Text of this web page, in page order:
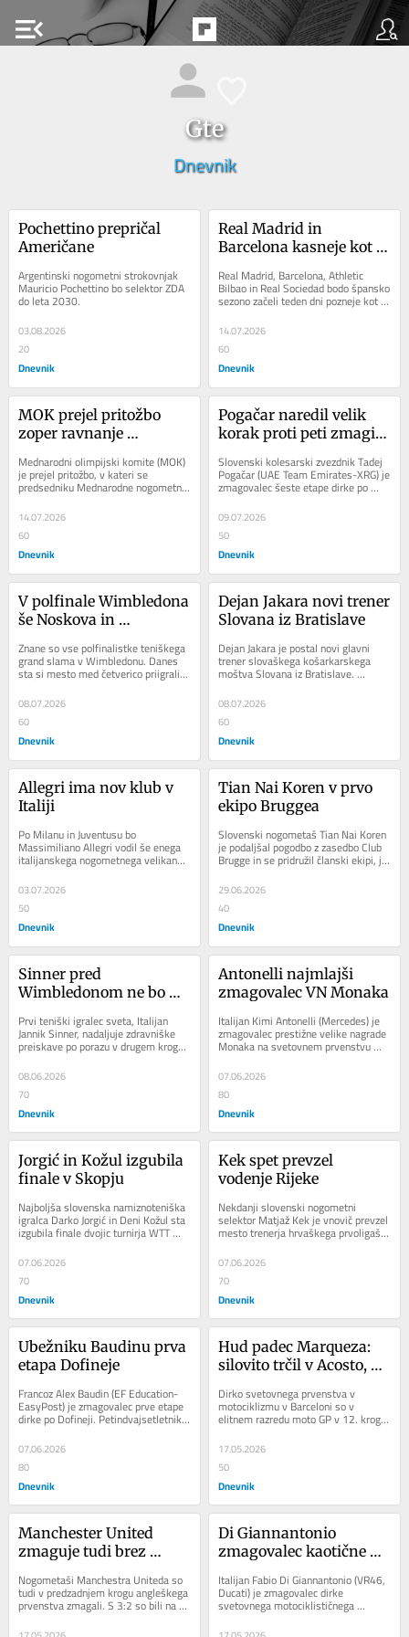
menu_open
Gte
Dnevnik
Pochettino prepričal
Američane
Argentinski nogometni strokovnjak
Mauricio Pochettino bo selektor ZDA
do leta 2030.
03.08.2026
20
Dnevnik
Real Madrid in
Barcelona kasneje kot
Real Madrid, Barcelona, Athletic
Bilbao in Real Sociedad bodo špansko
sezono začeli teden dni pozneje kot
preostali klubi. Razlog je ta, da
njihovi...
14.07.2026
60
Dnevnik
MOK prejel pritožbo
zoper ravnanje
Mednarodni olimpijski komite (MOK)
je prejel pritožbo, v kateri se
predsedniku Mednarodne nogometne
zveze (Fifa) Gianniju Infantinu očita
kršitev...
14.07.2026
60
Dnevnik
Pogačar naredil velik
korak proti peti zmagi
Slovenski kolesarski zvezdnik Tadej
Pogačar (UAE Team Emirates-XRG) je
zmagovalec šeste etape dirke po
Franciji. Na trasi od Pauja do
Gavarnie-Gedra...
09.07.2026
50
Dnevnik
V polfinale Wimbledona
še Noskova in
Znane so vse polfinalistke teniškega
grand slama v Wimbledonu. Danes
sta si mesto med četverico priigrali
še Čehinja Linda Noskova, ki je s 6:3
in...
08.07.2026
60
Dnevnik
Dejan Jakara novi trener
Slovana iz Bratislave
Dejan Jakara je postal novi glavni
trener slovaškega košarkarskega
moštva Slovana iz Bratislave.
novo poglavje...
08.07.2026
60
Dnevnik
Allegri ima nov klub v
Italiji
Po Milanu in Juventusu bo
Massimiliano Allegri vodil še enega
italijanskega nogometnega velikana,
Napoli. Klub je danes uradno potrdil
njegov prihod....
03.07.2026
50
Dnevnik
Tian Nai Koren v prvo
ekipo Bruggea
Slovenski nogometaš Tian Nai Koren
je podaljšal pogodbo z zasedbo Club
Brugge in se pridružil članski ekipi, je
belgijski velikan zapisal na...
29.06.2026
40
Dnevnik
Sinner pred
Wimbledonom ne bo
Prvi teniški igralec sveta, Italijan
Jannik Sinner, nadaljuje zdravniške
preiskave po porazu v drugem krogu
Rolanda Garrosa in do Wimbledona
ne bo...
08.06.2026
70
Dnevnik
Antonelli najmlajši
zmagovalec VN Monaka
Italijan Kimi Antonelli (Mercedes) je
zmagovalec prestižne velike nagrade
Monaka na svetovnem prvenstvu
formule ena. S tem je 19-letnik
postal...
07.06.2026
80
Dnevnik
Jorgić in Kožul izgubila
finale v Skopju
Najboljša slovenska namiznoteniška
igralca Darko Jorgić in Deni Kožul sta
izgubila finale dvojic turnirja WTT
Contender v Skopju. V zaključnem...
07.06.2026
70
Dnevnik
Kek spet prevzel
vodenje Rijeke
Nekdanji slovenski nogometni
selektor Matjaž Kek je vnovič prevzel
mesto trenerja hrvaškega prvoligaša
Rijeke, je na spletnih straneh
potrdil...
07.06.2026
70
Dnevnik
Ubežniku Baudinu prva
etapa Dofineje
Francoz Alex Baudin (EF Education-
EasyPost) je zmagovalec prve etape
dirke po Dofineji. Petindvajsetletnik
je slavil iz ubežne skupine, medtem
ko so...
07.06.2026
80
Dnevnik
Hud padec Marqueza:
silovito trčil v Acosto,
reševalnim vozilom
Dirko svetovnega prvenstva v
motociklizmu v Barceloni so v
elitnem razredu moto GP v 12. krogu
Marqueza (Ducati...
17.05.2026
50
Dnevnik
Manchester United
zmaguje tudi brez
Nogometaši Manchestra Uniteda so
tudi v predzadnjem krogu angleškega
prvenstva zmagali. S 3:2 so bili na
domačem igrišču boljši od
Nottinghama...
Di Giannantonio
zmagovalec kaotične
Italijan Fabio Di Giannantonio (VR46,
Ducati) je zmagovalec dirke
svetovnega motociklističnega
prvenstva razreda moto GP v
Barceloni. Preizkušnjo...